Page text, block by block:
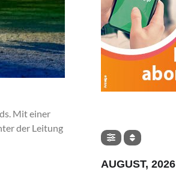
Mit einer
der Leitung
AUGUST, 2026